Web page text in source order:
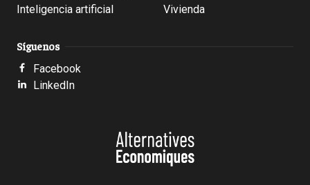
Inteligencia artificial
Vivienda
Síguenos
Facebook
LinkedIn